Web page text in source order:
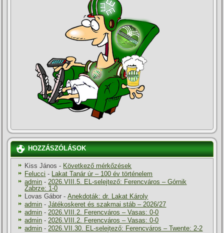
HOZZÁSZÓLÁSOK
Kiss János - Következő mérkőzések
Felucci - Lakat Tanár úr – 100 év történelem
admin -2026.VIII.5. EL-selejtező: Ferencváros – Górnik
Zabrze: 1-0
Lovas Gábor -Anekdoták: dr. Lakat Károly
admin -Játékoskeret és szakmai stáb – 2026/27
admin -2026.VIII.2. Ferencváros – Vasas: 0-0
admin -2026.VIII.2. Ferencváros – Vasas: 0-0
admin -2026.VII.30. EL-selejtező: Ferencváros – Twente: 2-2